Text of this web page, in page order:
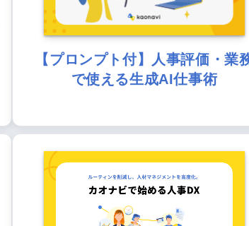
【プロンプト付】人事評価・業
で使える生成AI仕事術